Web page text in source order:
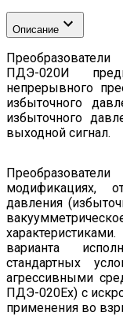
Описание
ПДЭ-020И
непрерывного
избыточного
избыточного
выходной сигнал.
модификациях,
давления
варианта
стандартных
агрессивными
ПДЭ-020Ех) с
применения во